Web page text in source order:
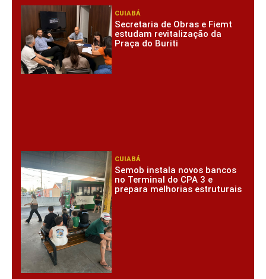
CUIABÁ
Secretaria de Obras e Fiemt
estudam revitalização da
Praça do Buriti
CUIABÁ
Semob instala novos bancos
no Terminal do CPA 3 e
prepara melhorias estruturais